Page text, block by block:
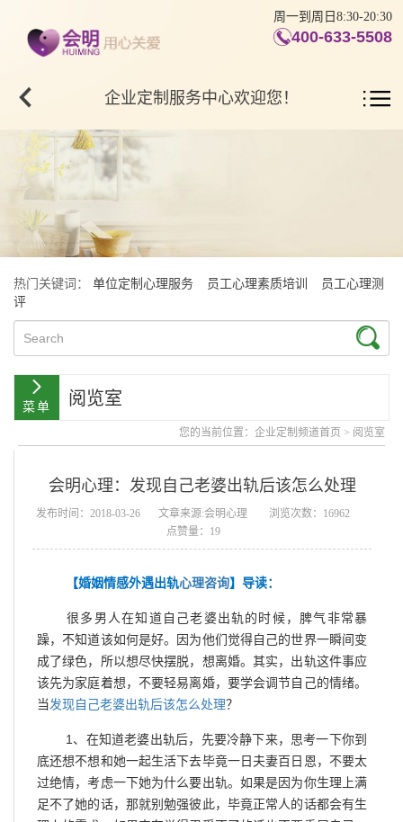
周一到周日8:30-20:30
400-633-5508
企业定制服务中心欢迎您！
热门关键词： 单位定制心理服务 员工心理素质培训
员工心理测
评
阅览室
您的当前位置： 企业定制频道首页 > 阅览室
会明心理：发现自己老婆出轨后该怎么处理
发布时间：2018-03-26 文章来源:会明心理
浏览次数：16962
点赞量：19
【婚姻情感外遇出轨心理咨询】导读：
很多男人在知道自己老婆出轨的时候，脾气非常暴
躁，不知道该如何是好。因为他们觉得自己的世界一瞬间变
成了绿色，所以想尽快摆脱，想离婚。其实，出轨这件事应
该先为家庭着想，不要轻易离婚，要学会调节自己的情绪。
当发现自己老婆出轨后该怎么处理？
1、在知道老婆出轨后，先要冷静下来，思考一下你到
底还想不想和她一起生活下去毕竟一日夫妻百日恩，不要太
过绝情，考虑一下她为什么要出轨。如果是因为你生理上满
足不了她的话，那就别勉强彼此，毕竟正常人的话都会有生